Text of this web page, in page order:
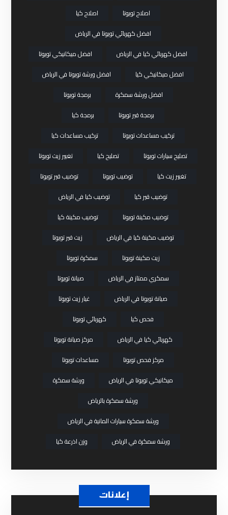
اصلاح تويوتا
اصلاح كيا
افضل كهربائي تويوتا في الرياض
افضل كهربائي كيا في الرياض
افضل ميكانيكي تويوتا
افضل ميكانيكي كيا
افضل ورشة تويوتا في الرياض
افضل ورشة سمكرة
برمجة تويوتا
برمجة قير تويوتا
برمجة كيا
تركيب مساعدات تويوتا
تركيب مساعدات كيا
تصليح سيارات تويوتا
تصليح كيا
تغيير زيت تويوتا
تغيير زيت كيا
توضيب تويوتا
توضيب قير تويوتا
توضيب قير كيا
توضيب كيا في الرياض
توضيب مكينة تويوتا
توضيب مكينة كيا
توضيب مكينة كيا في الرياض
زيت قير تويوتا
زيت مكينة تويوتا
سمكرة تويوتا
سمكري ممتاز في الرياض
صيانة تويوتا
صيانة تويوتا في الرياض
غيار زيت تويوتا
فحص كيا
كهربائي تويوتا
كهربائي كيا في الرياض
مركز صيانة تويوتا
مركز فحص تويوتا
مساعدات تويوتا
ميكانيكي تويوتا في الرياض
ورشة سمكرة
ورشة سمكرة بالرياض
ورشة سمكرة سيارات المانية في الرياض
ورشة سمكرة في الرياض
وزن اذرعة كيا
إعلانات